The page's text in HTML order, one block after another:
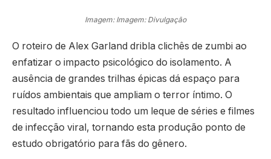
Imagem: Imagem: Divulgação
O roteiro de Alex Garland dribla clichês de zumbi ao
enfatizar o impacto psicológico do isolamento. A
ausência de grandes trilhas épicas dá espaço para
ruídos ambientais que ampliam o terror íntimo. O
resultado influenciou todo um leque de séries e filmes
de infecção viral, tornando esta produção ponto de
estudo obrigatório para fãs do gênero.